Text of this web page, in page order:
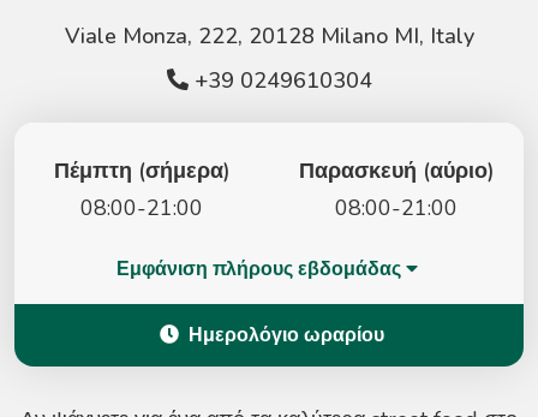
Viale Monza, 222, 20128 Milano MI, Italy
+39 0249610304
Πέμπτη (σήμερα)
08:00-21:00
Παρασκευή (αύριο)
08:00-21:00
Εμφάνιση πλήρους εβδομάδας
Ημερολόγιο ωραρίου